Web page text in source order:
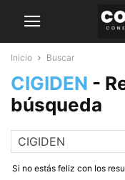
Inicio Buscar
CIGIDEN -
búsqueda
Si no estás feliz con los